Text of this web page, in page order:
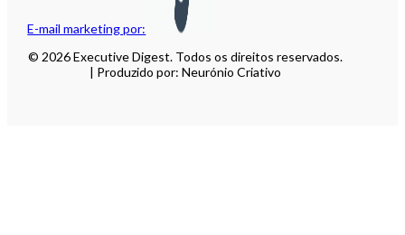
E-mail marketing por:
© 2026 Executive Digest. Todos os direitos reservados.
| Produzido por: Neurónio Criativo